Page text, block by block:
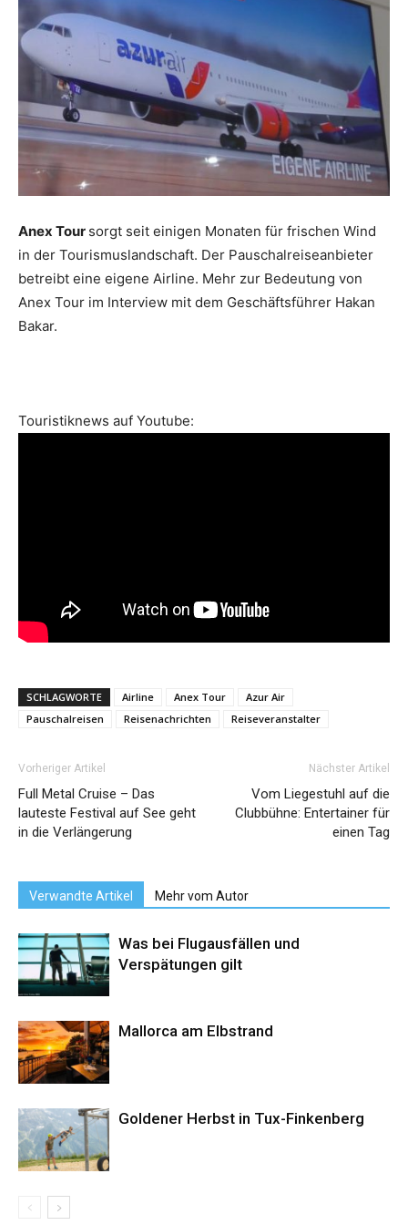
Reiseempfehlungen.
Anex Tour sorgt seit einigen Monaten für frischen Wind
in der Tourismuslandschaft. Der Pauschalreiseanbieter
betreibt eine eigene Airline. Mehr zur Bedeutung von
Anex Tour im Interview mit dem Geschäftsführer Hakan
Bakar.
Touristiknews auf Youtube:
SCHLAGWORTE Airline Anex Tour
Azur Air
Pauschalreisen
Reisenachrichten Reiseveranstalter
Vorheriger Artikel
Full Metal Cruise – Das
lauteste Festival auf See geht
in die Verlängerung
Nächster Artikel
Vom Liegestuhl auf die
Clubbühne: Entertainer für
einen Tag
Verwandte Artikel Mehr vom Autor
Was bei Flugausfällen und
Verspätungen gilt
Mallorca am Elbstrand
Goldener Herbst in Tux-Finkenberg